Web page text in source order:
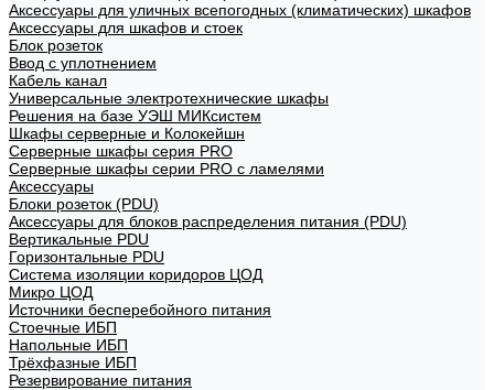
Аксессуары для уличных всепогодных (климатических) шкафов
Аксессуары для шкафов и стоек
Блок розеток
Ввод с уплотнением
Кабель канал
Универсальные электротехнические шкафы
Решения на базе УЭШ МИКсистем
Шкафы серверные и Колокейшн
Серверные шкафы серия PRO
Серверные шкафы серии PRO с ламелями
Аксессуары
Блоки розеток (PDU)
Аксессуары для блоков распределения питания (PDU)
Вертикальные PDU
Горизонтальные PDU
Система изоляции коридоров ЦОД
Микро ЦОД
Источники бесперебойного питания
Стоечные ИБП
Напольные ИБП
Трёхфазные ИБП
Резервирование питания